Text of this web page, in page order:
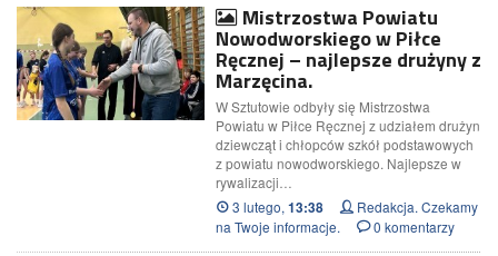
Mistrzostwa Powiatu
Nowodworskiego w Piłce
Ręcznej – najlepsze drużyny z
Marzęcina.
W Sztutowie odbyły się Mistrzostwa
Powiatu w Piłce Ręcznej z udziałem drużyn
dziewcząt i chłopców szkół podstawowych
z powiatu nowodworskiego. Najlepsze w
rywalizacji…
3 lutego, 13:38
Redakcja. Czekamy
na Twoje informacje.
0 komentarzy